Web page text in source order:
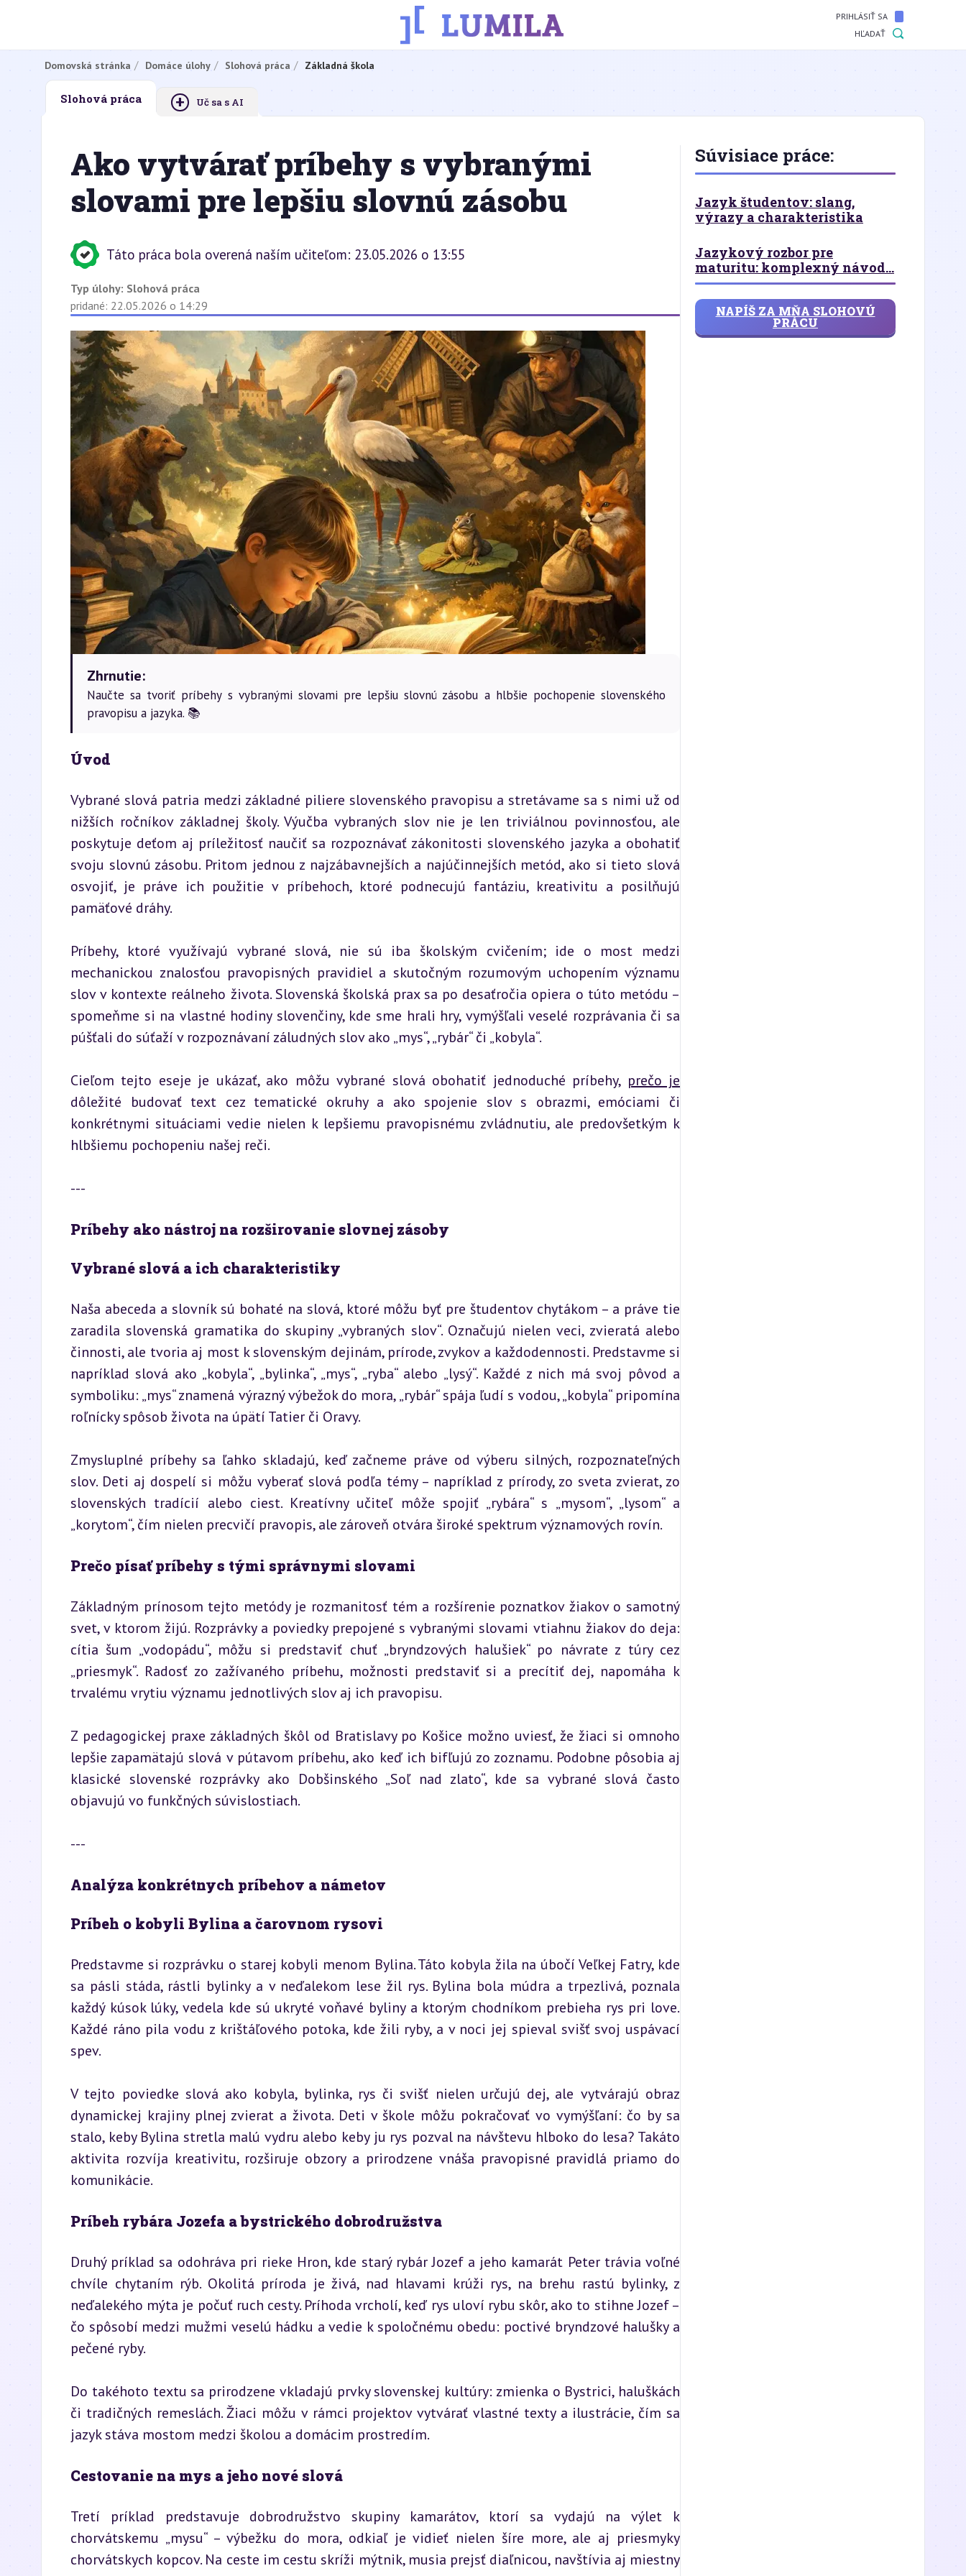
PRIHLÁSIŤ SA
HĽADAŤ
Domovská stránka Domáce úlohy Slohová práca Základná škola
Slohová práca + Uč sa s AI
Ako vytvárať príbehy s vybranými
slovami pre lepšiu slovnú zásobu
Táto práca bola overená naším učiteľom: 23.05.2026 o 13:55
Typ úlohy: Slohová práca
pridané: 22.05.2026 o 14:29
Zhrnutie:
Naučte sa tvoriť príbehy s vybranými slovami pre lepšiu slovnú zásobu a hlbšie pochopenie slovenského
pravopisu a jazyka. 📚
Úvod
Vybrané slová patria medzi základné piliere slovenského pravopisu a stretávame sa s nimi už od
nižších ročníkov základnej školy. Výučba vybraných slov nie je len triviálnou povinnosťou, ale
poskytuje deťom aj príležitosť naučiť sa rozpoznávať zákonitosti slovenského jazyka a obohatiť
svoju slovnú zásobu. Pritom jednou z najzábavnejších a najúčinnejších metód, ako si tieto slová
osvojiť, je práve ich použitie v príbehoch, ktoré podnecujú fantáziu, kreativitu a posilňujú
pamäťové dráhy.
Príbehy, ktoré využívajú vybrané slová, nie sú iba školským cvičením; ide o most medzi
mechanickou znalosťou pravopisných pravidiel a skutočným rozumovým uchopením významu
slov v kontexte reálneho života. Slovenská školská prax sa po desaťročia opiera o túto metódu –
spomeňme si na vlastné hodiny slovenčiny, kde sme hrali hry, vymýšľali veselé rozprávania či sa
púšťali do súťaží v rozpoznávaní záludných slov ako „mys“, „rybár“ či „kobyla“.
Cieľom tejto eseje je ukázať, ako môžu vybrané slová obohatiť jednoduché príbehy, prečo je
dôležité budovať text cez tematické okruhy a ako spojenie slov s obrazmi, emóciami či
konkrétnymi situáciami vedie nielen k lepšiemu pravopisnému zvládnutiu, ale predovšetkým k
hlbšiemu pochopeniu našej reči.
---
Príbehy ako nástroj na rozširovanie slovnej zásoby
Vybrané slová a ich charakteristiky
Naša abeceda a slovník sú bohaté na slová, ktoré môžu byť pre študentov chytákom – a práve tie
zaradila slovenská gramatika do skupiny „vybraných slov“. Označujú nielen veci, zvieratá alebo
činnosti, ale tvoria aj most k slovenským dejinám, prírode, zvykov a každodennosti. Predstavme si
napríklad slová ako „kobyla“, „bylinka“, „mys“, „ryba“ alebo „lysý“. Každé z nich má svoj pôvod a
symboliku: „mys“ znamená výrazný výbežok do mora, „rybár“ spája ľudí s vodou, „kobyla“ pripomína
roľnícky spôsob života na úpätí Tatier či Oravy.
Zmysluplné príbehy sa ľahko skladajú, keď začneme práve od výberu silných, rozpoznateľných
slov. Deti aj dospelí si môžu vyberať slová podľa témy – napríklad z prírody, zo sveta zvierat, zo
slovenských tradícií alebo ciest. Kreatívny učiteľ môže spojiť „rybára“ s „mysom“, „lysom“ a
„korytom“, čím nielen precvičí pravopis, ale zároveň otvára široké spektrum významových rovín.
Prečo písať príbehy s tými správnymi slovami
Základným prínosom tejto metódy je rozmanitosť tém a rozšírenie poznatkov žiakov o samotný
svet, v ktorom žijú. Rozprávky a poviedky prepojené s vybranými slovami vtiahnu žiakov do deja:
cítia šum „vodopádu“, môžu si predstaviť chuť „bryndzových halušiek“ po návrate z túry cez
„priesmyk“. Radosť zo zažívaného príbehu, možnosti predstaviť si a precítiť dej, napomáha k
trvalému vrytiu významu jednotlivých slov aj ich pravopisu.
Z pedagogickej praxe základných škôl od Bratislavy po Košice možno uviesť, že žiaci si omnoho
lepšie zapamätajú slová v pútavom príbehu, ako keď ich bifľujú zo zoznamu. Podobne pôsobia aj
klasické slovenské rozprávky ako Dobšinského „Soľ nad zlato“, kde sa vybrané slová často
objavujú vo funkčných súvislostiach.
---
Analýza konkrétnych príbehov a námetov
Príbeh o kobyli Bylina a čarovnom rysovi
Predstavme si rozprávku o starej kobyli menom Bylina. Táto kobyla žila na úbočí Veľkej Fatry, kde
sa pásli stáda, rástli bylinky a v neďalekom lese žil rys. Bylina bola múdra a trpezlivá, poznala
každý kúsok lúky, vedela kde sú ukryté voňavé byliny a ktorým chodníkom prebieha rys pri love.
Každé ráno pila vodu z krištáľového potoka, kde žili ryby, a v noci jej spieval svišť svoj uspávací
spev.
V tejto poviedke slová ako kobyla, bylinka, rys či svišť nielen určujú dej, ale vytvárajú obraz
dynamickej krajiny plnej zvierat a života. Deti v škole môžu pokračovať vo vymýšľaní: čo by sa
stalo, keby Bylina stretla malú vydru alebo keby ju rys pozval na návštevu hlboko do lesa? Takáto
aktivita rozvíja kreativitu, rozširuje obzory a prirodzene vnáša pravopisné pravidlá priamo do
komunikácie.
Príbeh rybára Jozefa a bystrického dobrodružstva
Druhý príklad sa odohráva pri rieke Hron, kde starý rybár Jozef a jeho kamarát Peter trávia voľné
chvíle chytaním rýb. Okolitá príroda je živá, nad hlavami krúži rys, na brehu rastú bylinky, z
neďalekého mýta je počuť ruch cesty. Príhoda vrcholí, keď rys uloví rybu skôr, ako to stihne Jozef –
čo spôsobí medzi mužmi veselú hádku a vedie k spoločnému obedu: poctivé bryndzové halušky a
pečené ryby.
Do takéhoto textu sa prirodzene vkladajú prvky slovenskej kultúry: zmienka o Bystrici, haluškách
či tradičných remeslách. Žiaci môžu v rámci projektov vytvárať vlastné texty a ilustrácie, čím sa
jazyk stáva mostom medzi školou a domácim prostredím.
Cestovanie na mys a jeho nové slová
Tretí príklad predstavuje dobrodružstvo skupiny kamarátov, ktorí sa vydajú na výlet k
chorvátskemu „mysu“ – výbežku do mora, odkiaľ je vidieť nielen šíre more, ale aj priesmyky
chorvátskych kopcov. Na ceste im cestu skríži mýtnik, musia prejsť diaľnicou, navštívia aj miestny
Súvisiace práce:
Jazyk študentov: slang,
výrazy a charakteristika
Jazykový rozbor pre
maturitu: komplexný návod...
NAPÍŠ ZA MŇA SLOHOVÚ
PRÁCU